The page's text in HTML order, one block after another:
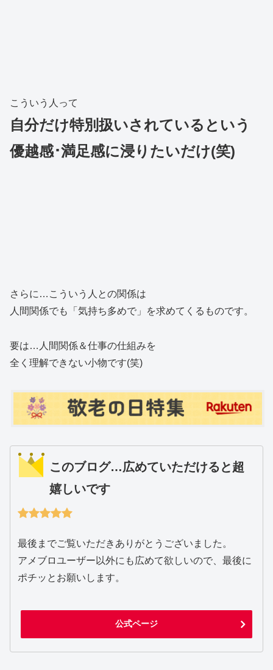
こういう人って
自分だけ特別扱いされているという
優越感･満足感に浸りたいだけ(笑)
さらに…こういう人との関係は
人間関係でも「気持ち多めで」を求めてくるものです。
要は…人間関係＆仕事の仕組みを
全く理解できない小物です(笑)
このブログ…広めていただけると超
嬉しいです
最後までご覧いただきありがとうございました。
アメブロユーザー以外にも広めて欲しいので、最後に
ポチッとお願いします。
公式ページ